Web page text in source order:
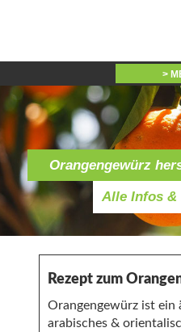
Orangengewürz
Alle Infos &
Rezept zum
Orangengewürz ist ein
arabisches &
>